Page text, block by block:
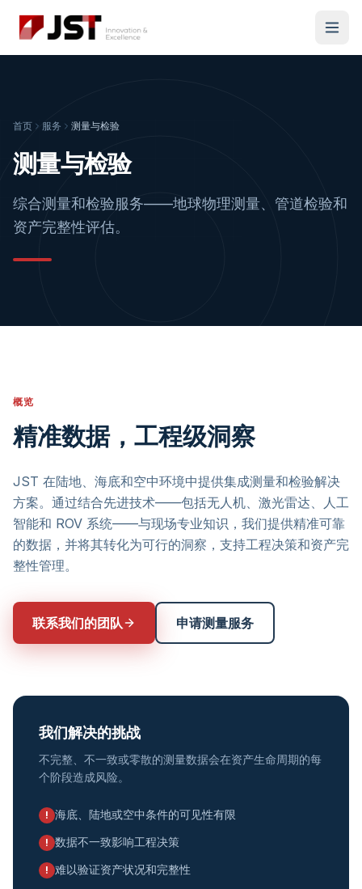
首页 服务 测量与检验
测量与检验
综合测量和检验服务——地球物理测量、管道检验和
资产完整性评估。
概览
精准数据，工程级洞察
JST 在陆地、海底和空中环境中提供集成测量和检验解决
方案。通过结合先进技术——包括无人机、激光雷达、人工
智能和 ROV 系统——与现场专业知识，我们提供精准可靠
的数据，并将其转化为可行的洞察，支持工程决策和资产完
整性管理。
联系我们的团队 申请测量服务
我们解决的挑战
不完整、不一致或零散的测量数据会在资产生命周期的每
个阶段造成风险。
! 海底、陆地或空中条件的可见性有限
! 数据不一致影响工程决策
! 难以验证资产状况和完整性